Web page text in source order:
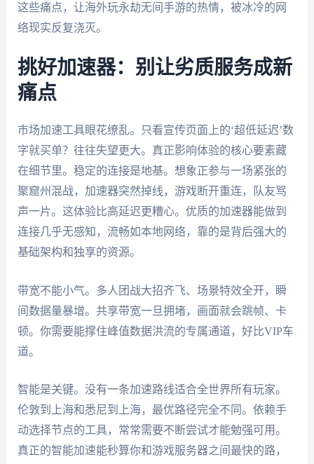
这些痛点，让海外玩永劫无间手游的热情，被冰冷的网
络现实反复浇灭。
挑好加速器：别让劣质服务成新
痛点
市场加速工具眼花缭乱。只看宣传页面上的‘超低延迟’数
字就买单？往往失望更大。真正影响体验的核心要素藏
在细节里。稳定的连接是地基。想象正参与一场紧张的
聚窟州混战，加速器突然掉线，游戏断开重连，队友骂
声一片。这体验比高延迟更糟心。优质的加速器能做到
连接几乎无感知，流畅如本地网络，靠的是背后强大的
基础架构和独享的资源。
带宽不能小气。多人团战大招齐飞、场景特效全开，瞬
间数据量暴增。共享带宽一旦拥堵，画面就会跳帧、卡
顿。你需要能撑住峰值数据洪流的专属通道，好比VIP车
道。
智能是关键。没有一条加速路线适合全世界所有玩家。
伦敦到上海和悉尼到上海，最优路径完全不同。依赖手
动选择节点的工具，常常需要不断尝试才能勉强可用。
真正的智能加速能秒算你和游戏服务器之间最快的路，